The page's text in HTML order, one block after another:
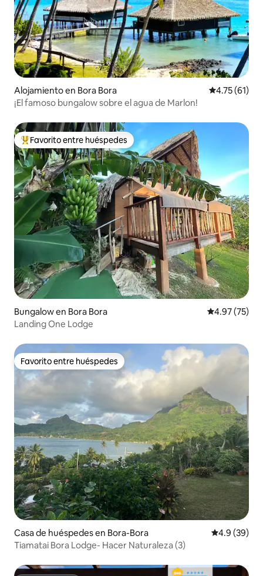
Alojamiento en Bora Bora Calificación
4.75 (61)
¡El famoso bungalow sobre el agua de Marlon!
Favorito entre huéspedes preferido
Favorito entre huéspedes
Bungalow en Bora Bora Calificación
4.97 (75)
Landing One Lodge
Favorito entre huéspedes
Favorito entre huéspedes
Casa de huéspedes en Bora-Bora Calificación
4.9 (39)
Tiamatai Bora Lodge- Hacer Naturaleza (3)